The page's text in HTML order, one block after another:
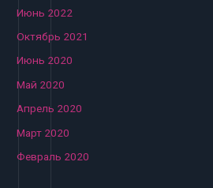
Июнь 2022
Октябрь 2021
Июнь 2020
Май 2020
Апрель 2020
Март 2020
Февраль 2020